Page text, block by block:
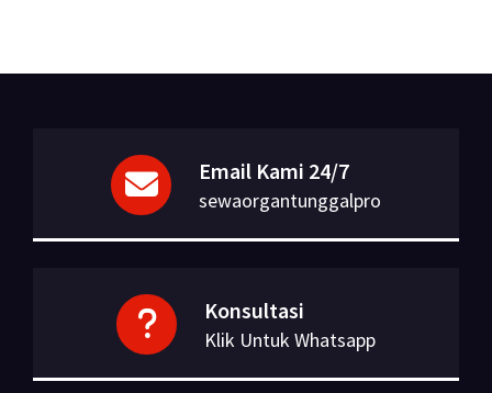
Email Kami 24/7
sewaorgantunggalpro
Konsultasi
Klik Untuk Whatsapp